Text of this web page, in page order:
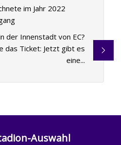
im Jahr 2022
der Innenstadt von EC?
das Ticket: Jetzt gibt es
eine...
Auswahl